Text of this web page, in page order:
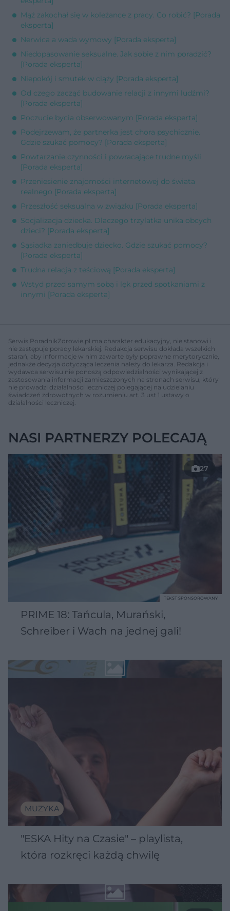
Mąż zakochał się w koleżance z pracy. Co robić? [Porada
eksperta]
Nerwica a wada wymowy [Porada eksperta]
Niedopasowanie seksualne. Jak sobie z nim poradzić?
[Porada eksperta]
Niepokój i smutek w ciąży [Porada eksperta]
Od czego zacząć budowanie relacji z innymi ludźmi?
[Porada eksperta]
Poczucie bycia obserwowanym [Porada eksperta]
Podejrzewam, że partnerka jest chora psychicznie.
Gdzie szukać pomocy? [Porada eksperta]
Powtarzanie czynności i powracające trudne myśli
[Porada eksperta]
Przeniesienie znajomości internetowej do świata
realnego [Porada eksperta]
Przeszłość seksualna w związku [Porada eksperta]
Socjalizacja dziecka. Dlaczego trzylatka unika obcych
dzieci? [Porada eksperta]
Sąsiadka zaniedbuje dziecko. Gdzie szukać pomocy?
[Porada eksperta]
Trudna relacja z teściową [Porada eksperta]
Wstyd przed samym sobą i lęk przed spotkaniami z
innymi [Porada eksperta]
Serwis PoradnikZdrowie.pl ma charakter edukacyjny, nie stanowi i
nie zastępuje porady lekarskiej. Redakcja serwisu dokłada wszelkich
starań, aby informacje w nim zawarte były poprawne merytorycznie,
jednakże decyzja dotycząca leczenia należy do lekarza. Redakcja i
wydawca serwisu nie ponoszą odpowiedzialności wynikającej z
zastosowania informacji zamieszczonych na stronach serwisu, który
nie prowadzi działalności leczniczej polegającej na udzielaniu
świadczeń zdrowotnych w rozumieniu art. 3 ust 1 ustawy o
działalności leczniczej.
NASI PARTNERZY POLECAJĄ
27
PRIME 18: Tańcula, Murański,
Schreiber i Wach na jednej gali!
TEKST SPONSOROWANY
MUZYKA
"ESKA Hity na Czasie" – playlista,
która rozkręci każdą chwilę